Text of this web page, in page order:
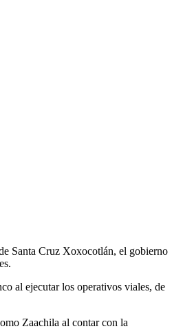
Santa Cruz Xoxocotlán, el gobierno
al ejecutar los operativos viales, de
Zaachila al contar con la